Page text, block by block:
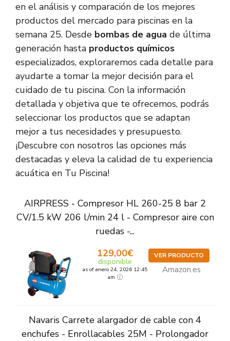
en el análisis y comparación de los mejores
productos del mercado para piscinas en la
semana 25. Desde bombas de agua de última
generación hasta productos químicos
especializados, exploraremos cada detalle para
ayudarte a tomar la mejor decisión para el
cuidado de tu piscina. Con la información
detallada y objetiva que te ofrecemos, podrás
seleccionar los productos que se adaptan
mejor a tus necesidades y presupuesto.
¡Descubre con nosotros las opciones más
destacadas y eleva la calidad de tu experiencia
acuática en Tu Piscina!
AIRPRESS - Compresor HL 260-25 8 bar 2
CV/1.5 kW 206 l/min 24 l - Compresor aire con
ruedas -...
129,00€
disponible
as of enero 24, 2026 12:45
am
VER PRODUCTO
Amazon.es
Navaris Carrete alargador de cable con 4
enchufes - Enrollacables 25M - Prolongador